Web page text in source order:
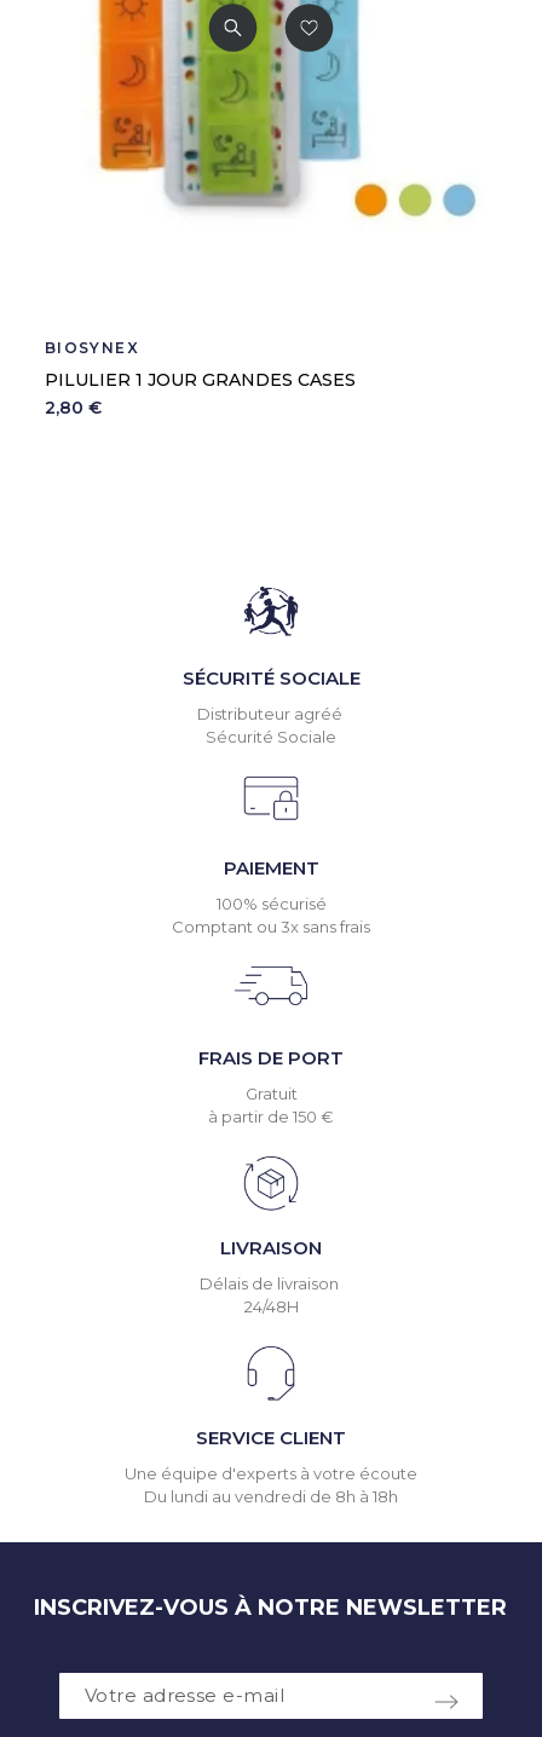
BIOSYNEX
PILULIER 1 JOUR GRANDES CASES
2,80 €
SÉCURITÉ SOCIALE
Distributeur agréé
Sécurité Sociale
PAIEMENT
100% sécurisé
Comptant ou 3x sans frais
FRAIS DE PORT
Gratuit
à partir de 150 €
LIVRAISON
Délais de livraison
24/48H
SERVICE CLIENT
Une équipe d'experts à votre écoute
Du lundi au vendredi de 8h à 18h
INSCRIVEZ-VOUS À NOTRE NEWSLETTER